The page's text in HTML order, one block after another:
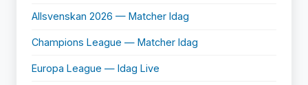
Allsvenskan 2026 — Matcher Idag
Champions League — Matcher Idag
Europa League — Idag Live